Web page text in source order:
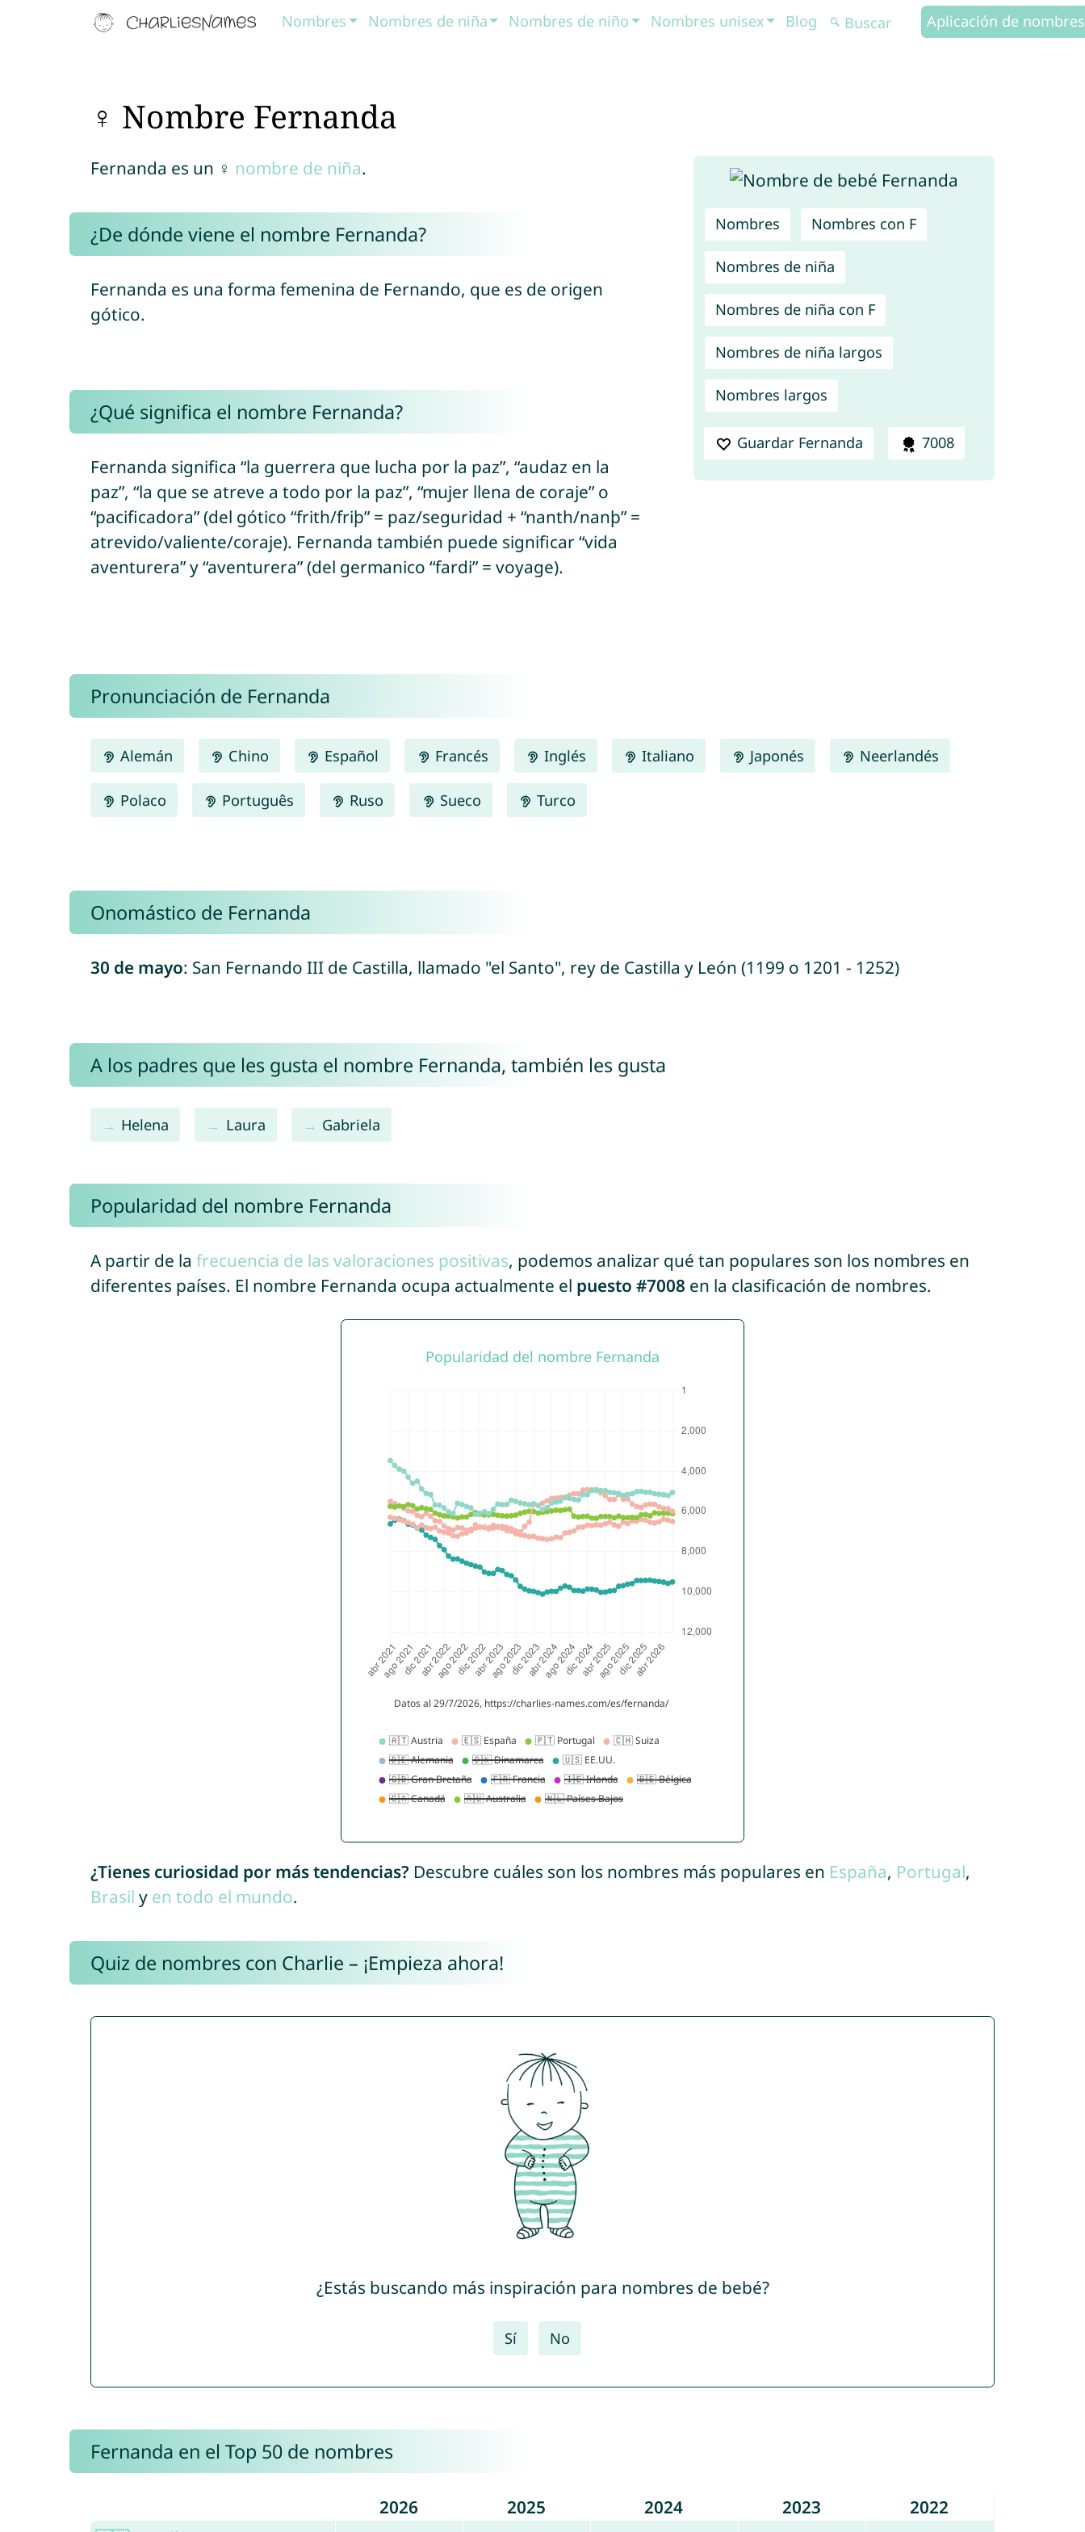
Nombres Nombres de niña Nombres de niño Nombres unisex Blog Aplicación de nombres
♀ Nombre Fernanda
Nombres Nombres con F
Nombres de niña
Nombres de niña con F
Nombres de niña largos
Nombres largos
Guardar Fernanda 7008
Fernanda es un ♀ nombre de niña.
¿De dónde viene el nombre Fernanda?
Fernanda es una forma femenina de Fernando, que es de origen
gótico.
¿Qué significa el nombre Fernanda?
Fernanda significa “la guerrera que lucha por la paz”, “audaz en la
paz”, “la que se atreve a todo por la paz”, “mujer llena de coraje” o
“pacificadora” (del gótico “frith/friþ” = paz/seguridad + “nanth/nanþ” =
atrevido/valiente/coraje). Fernanda también puede significar “vida
aventurera” y “aventurera” (del germanico “fardi” = voyage).
Pronunciación de Fernanda
Alemán Chino Español Francés Inglés Italiano Japonés Neerlandés
Polaco Português Ruso Sueco Turco
Onomástico de Fernanda
30 de mayo: San Fernando III de Castilla, llamado "el Santo", rey de Castilla y León (1199 o 1201 - 1252)
A los padres que les gusta el nombre Fernanda, también les gusta
Helena Laura Gabriela
Popularidad del nombre Fernanda
A partir de la frecuencia de las valoraciones positivas, podemos analizar qué tan populares son los nombres en
diferentes países. El nombre Fernanda ocupa actualmente el puesto #7008 en la clasificación de nombres.
¿Tienes curiosidad por más tendencias? Descubre cuáles son los nombres más populares en España, Portugal,
Brasil y en todo el mundo.
Quiz de nombres con Charlie – ¡Empieza ahora!
¿Estás buscando más inspiración para nombres de bebé?
Sí No
Fernanda en el Top 50 de nombres
2026 2025 2024 2023
2022